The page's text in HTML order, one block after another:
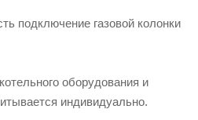
подключение газовой колонки
оборудования и
индивидуально.